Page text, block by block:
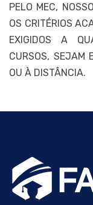
PELO MEC,
OS CRITÉRIOS
EXIGIDOS A
CURSOS, SEJAM
OU À DISTÂNCIA.